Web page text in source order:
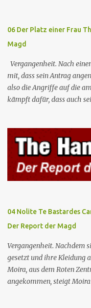
06 Der Platz einer Frau
Magd
Vergangenheit. Nach
mit, dass sein Antrag
also die Angriffe auf die
kämpft dafür, dass auch
Teilnahme von Frauen
Waterfords beherbergen
Gilead lebenswichtiges
Botschafterin Castillo
Platz einer Frau”, das als
oberstes Gut die
wo Serena stolz die
Gelegenheit, mit Castillo
04 Nolite Te Bastardes
Der Report der Magd
Vergangenheit. Nachdem
gesetzt und ihre Kleidung
Moira, aus dem Roten
angekommen, steigt